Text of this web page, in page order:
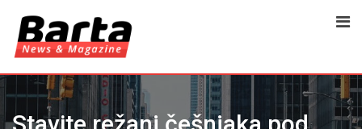
content